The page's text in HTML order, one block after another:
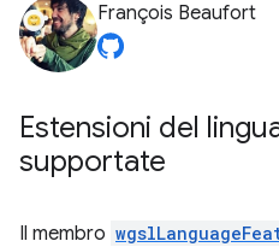
François Beaufort
Estensioni del
supportate
Il membro